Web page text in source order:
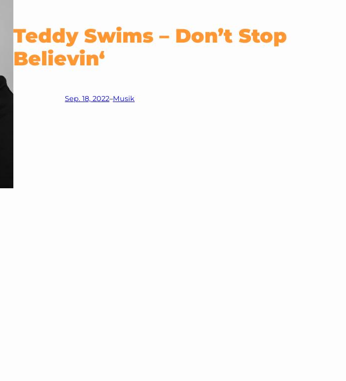
Teddy Swims – Don’t Stop
Believin‘
Sep. 18, 2022–Musik